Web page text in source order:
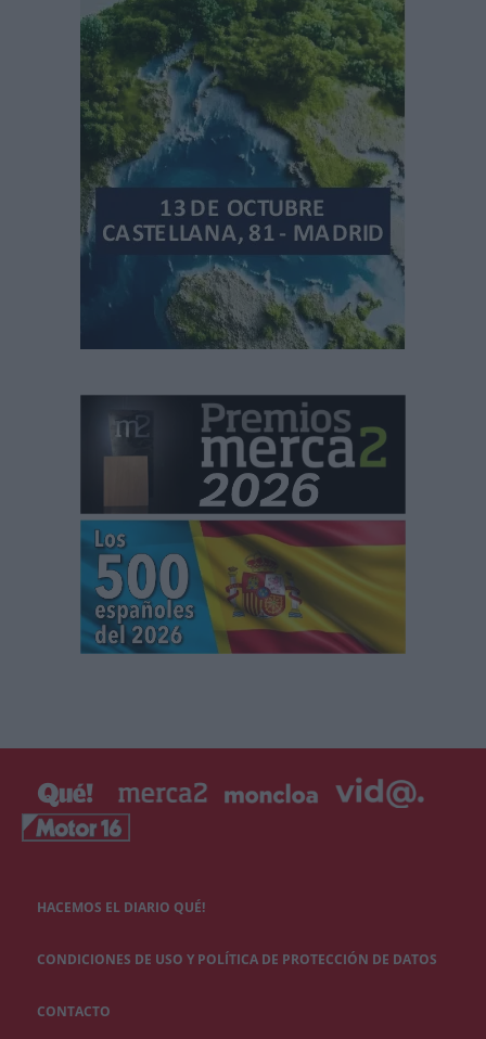
HACEMOS EL DIARIO QUÉ!
CONDICIONES DE USO Y POLÍTICA DE PROTECCIÓN DE DATOS
CONTACTO